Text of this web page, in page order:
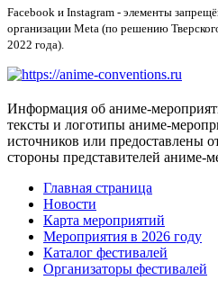
Facebook и Instagram - элементы
организации Meta (по решению
2022 года).
Информация об аниме-
тексты и логотипы аниме-
источников или предоставлены
стороны представителей аниме-
Главная страница
Новости
Карта мероприятий
Мероприятия в 2026 году
Каталог фестивалей
Организаторы фестивалей